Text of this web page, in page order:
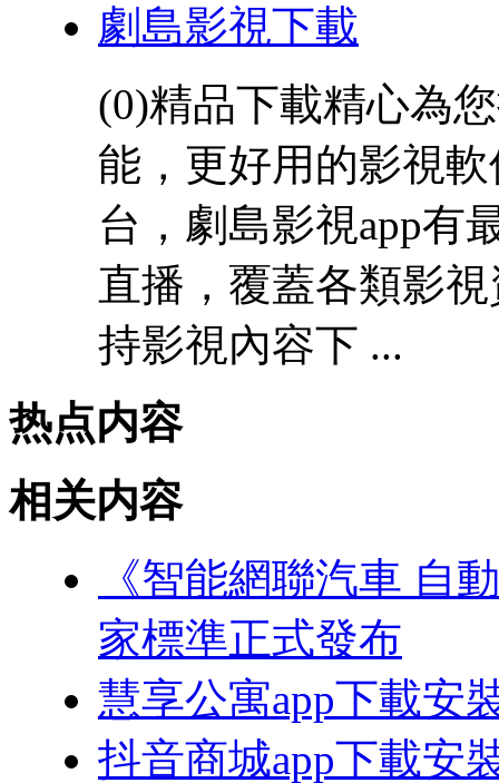
劇島影視下載
(0)精品下載精心為
能，更好用的影視
台，劇島影視app有
直播，覆蓋各類影
持影視內容下 ...
热点内容
相关内容
《智能網聯汽車 自
家標準正式發布
慧享公寓app下載安
抖音商城app下載安